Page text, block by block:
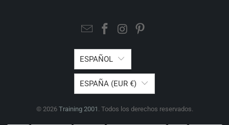
ESPAÑOL
ESPAÑA (EUR €)
© 2026 Training 2001 . Todos los derechos reservados.